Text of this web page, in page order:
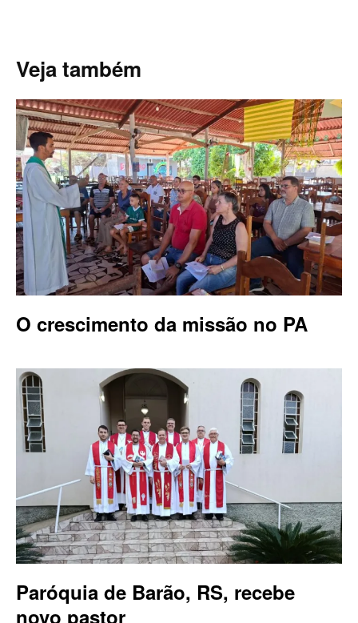
Veja também
O crescimento da missão no PA
Paróquia de Barão, RS, recebe
novo pastor